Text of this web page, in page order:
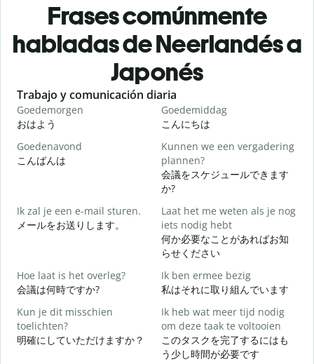
Frases comúnmente
habladas de Neerlandés a
Japonés
Slide 1 of 6
Trabajo y comunicación diaria
Goedemorgen
おはよう
Goedemiddag
こんにちは
Goedenavond
こんばんは
Kunnen we een vergadering
plannen?
会議をスケジュールできます
か?
Ik zal je een e-mail sturen.
メールをお送りします。
Laat het me weten als je nog
iets nodig hebt
何か必要なことがあればお知
らせください
Hoe laat is het overleg?
会議は何時ですか?
Ik ben ermee bezig
私はそれに取り組んでいます
Kun je dit misschien
toelichten?
明確にしていただけますか？
Ik heb wat meer tijd nodig
om deze taak te voltooien
このタスクを完了するにはも
う少し時間が必要です